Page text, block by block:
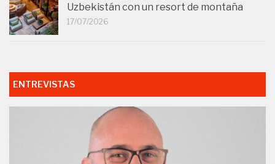
Uzbekistán con un resort de montaña
17/07/2026
ENTREVISTAS